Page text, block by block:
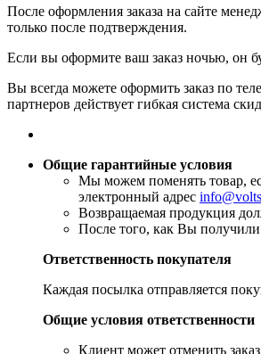
После оформления заказа на сайте
только после подтверждения.
Если вы оформите ваш заказ ночью, он
Вы всегда можете оформить заказ по
партнеров действует гибкая система
Общие гарантийные условия
​Мы можем поменять товар,
электронный адрес
Возвращаемая продукция
​После того, как Вы получили
Ответственность покупателя
Каждая посылка отправляется
Общие условия ответственности
​Клиент может отменить